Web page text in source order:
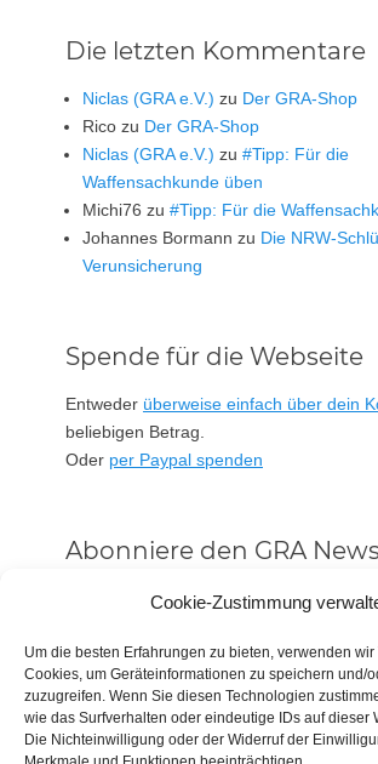
Cookie-Zustimmung
Um die besten Erfahrungen zu bieten, verwenden
Cookies, um Geräteinformationen zu speichern und/
zuzugreifen. Wenn Sie diesen Technologien
wie das Surfverhalten oder eindeutige IDs auf dieser
Die Nichteinwilligung oder der Widerruf der
Die letzten Kommentare
Niclas (GRA e.V.) zu Der GRA-Shop
Rico zu Der GRA-Shop
Niclas (GRA e.V.) zu #Tipp: Für die
Waffensachkunde üben
Michi76 zu #Tipp: Für die
Johannes Bormann zu Die NRW-
Verunsicherung
Spende für die Webseite
Entweder überweise einfach über dein
beliebigen Betrag.
Oder per Paypal spenden
Abonniere den GRA
Vorname oder ganzer Name
Email